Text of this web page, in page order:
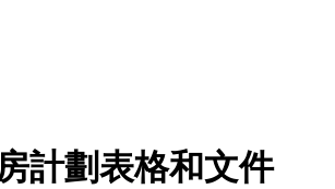
計劃表格和文件